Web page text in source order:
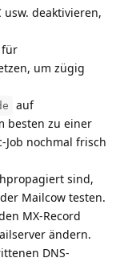
usw. deaktivieren,
für
um zügig
auf
besten zu einer
nochmal frisch
sind,
Mailcow testen.
MX-Record
ändern.
DNS-